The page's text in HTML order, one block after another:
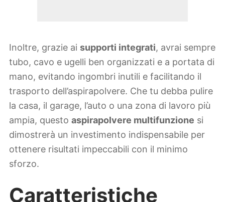
Inoltre, grazie ai supporti integrati, avrai sempre
tubo, cavo e ugelli ben organizzati e a portata di
mano, evitando ingombri inutili e facilitando il
trasporto dell’aspirapolvere. Che tu debba pulire
la casa, il garage, l’auto o una zona di lavoro più
ampia, questo aspirapolvere multifunzione si
dimostrerà un investimento indispensabile per
ottenere risultati impeccabili con il minimo
sforzo.
Caratteristiche